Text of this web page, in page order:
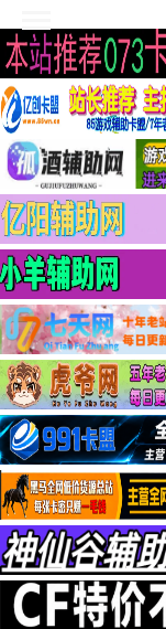
首页
技术学习
安卓绿化
单机游戏
社交娱乐
系统工具
活动线报
常用办公
源码收集
值得一看
两性情感